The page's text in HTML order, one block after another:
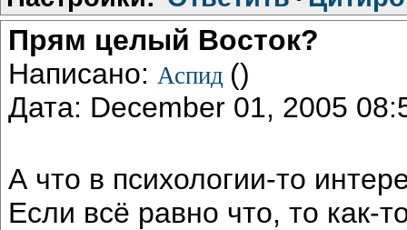
Прям целый Восток?
Написано: Аспид ()
Дата: December 01, 2005
А что в психологии-то
Если всё равно что, то как-